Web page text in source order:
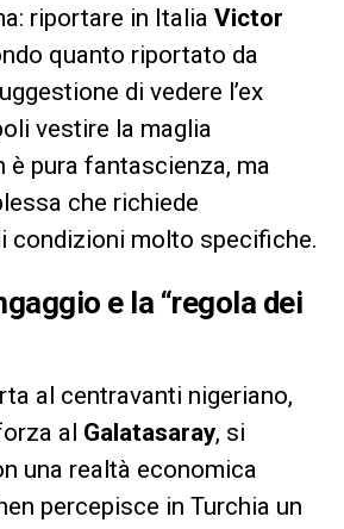
riportare in Italia Victor
quanto riportato da
di vedere l’ex
vestire la maglia
è pura fantascienza, ma
che richiede
condizioni molto specifiche.
e la “regola dei
al centravanti nigeriano,
al Galatasaray, si
una realtà economica
percepisce in Turchia un